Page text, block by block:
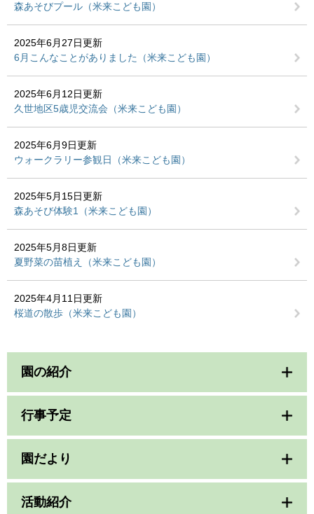
森あそびプール（米来こども園）
2025年6月27日更新
6月こんなことがありました（米来こども園）
2025年6月12日更新
久世地区5歳児交流会（米来こども園）
2025年6月9日更新
ウォークラリー参観日（米来こども園）
2025年5月15日更新
森あそび体験1（米来こども園）
2025年5月8日更新
夏野菜の苗植え（米来こども園）
2025年4月11日更新
桜道の散歩（米来こども園）
園の紹介
行事予定
園だより
活動紹介